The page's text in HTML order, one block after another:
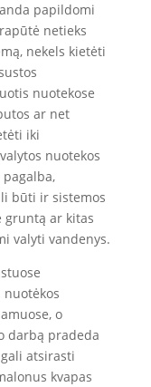
papildomi
netieks
nekels kietėti
nuotekose
ar net
iki
nuotekos
būti ir sistemos
gruntą ar kitas
valyti vandenys.
nuotėkos
o
darbą pradeda
atsirasti
kvapas